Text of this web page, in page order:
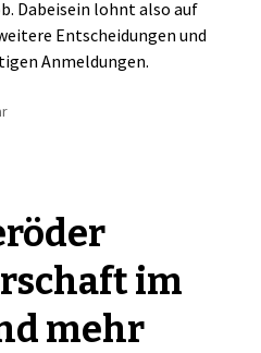
Dabeisein lohnt also auf
Entscheidungen und
Anmeldungen.
im
mehr